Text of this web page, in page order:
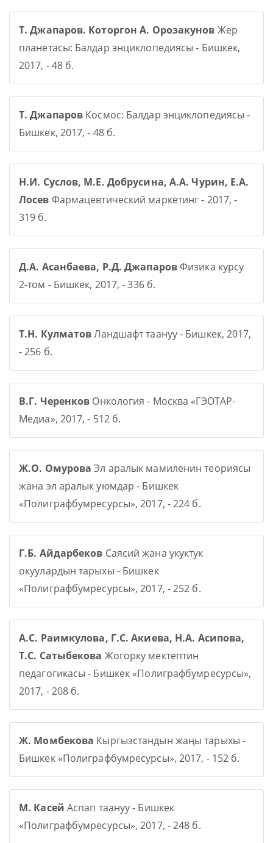
Т. Джапаров. Которгон А. Орозакунов Жер
планетасы: Балдар энциклопедиясы - Бишкек,
2017, - 48 б.
Т. Джапаров Космос: Балдар энциклопедиясы -
Бишкек, 2017, - 48 б.
Н.И. Суслов, М.Е. Добрусина, А.А. Чурин, Е.А.
Лосев Фармацевтический маркетинг - 2017, -
319 б.
Д.А. Асанбаева, Р.Д. ДжапаровФизика курсу
2-том - Бишкек, 2017, - 336 б.
Т.Н. КулматовЛандшафт таануу - Бишкек, 2017,
- 256 б.
В.Г. Черенков Онкология - Москва «ГЭОТАР-
Медиа», 2017, - 512 б.
Ж.О. Омурова Эл аралык мамиленин теориясы
жана эл аралык уюмдар - Бишкек
«Полиграфбумресурсы», 2017, - 224 б.
Г.Б. Айдарбеков Саясий жана укуктук
окуулардын тарыхы - Бишкек
«Полиграфбумресурсы», 2017, - 252 б.
А.С. Раимкулова, Г.С. Акиева, Н.А. Асипова,
Т.С. Сатыбекова Жогорку мектептин
педагогикасы - Бишкек «Полиграфбумресурсы»,
2017, - 208 б.
Ж. Момбекова Кыргызстандын жаңы тарыхы -
Бишкек «Полиграфбумресурсы», 2017, - 152 б.
М. Касей Аспап таануу - Бишкек
«Полиграфбумресурсы», 2017, - 248 б.